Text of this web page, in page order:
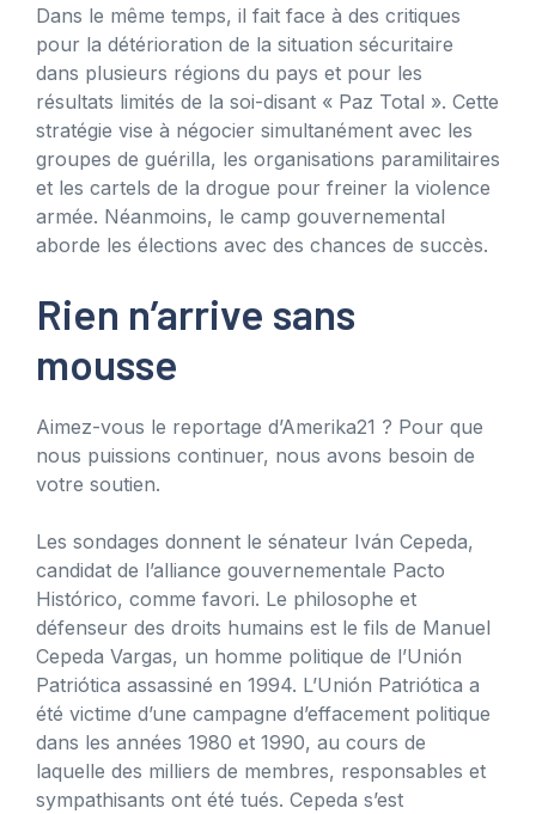
Dans le même temps, il fait face à des critiques
pour la détérioration de la situation sécuritaire
dans plusieurs régions du pays et pour les
résultats limités de la soi-disant « Paz Total ». Cette
stratégie vise à négocier simultanément avec les
groupes de guérilla, les organisations paramilitaires
et les cartels de la drogue pour freiner la violence
armée. Néanmoins, le camp gouvernemental
aborde les élections avec des chances de succès.
Rien n’arrive sans
mousse
Aimez-vous le reportage d’Amerika21 ? Pour que
nous puissions continuer, nous avons besoin de
votre soutien.
Les sondages donnent le sénateur Iván Cepeda,
candidat de l’alliance gouvernementale Pacto
Histórico, comme favori. Le philosophe et
défenseur des droits humains est le fils de Manuel
Cepeda Vargas, un homme politique de l’Unión
Patriótica assassiné en 1994. L’Unión Patriótica a
été victime d’une campagne d’effacement politique
dans les années 1980 et 1990, au cours de
laquelle des milliers de membres, responsables et
sympathisants ont été tués. Cepeda s’est